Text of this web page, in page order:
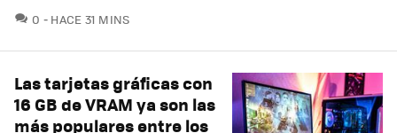
0 COMENTARIOS
HACE 31 MINS
Las tarjetas gráficas con
16 GB de VRAM ya son las
más populares entre los